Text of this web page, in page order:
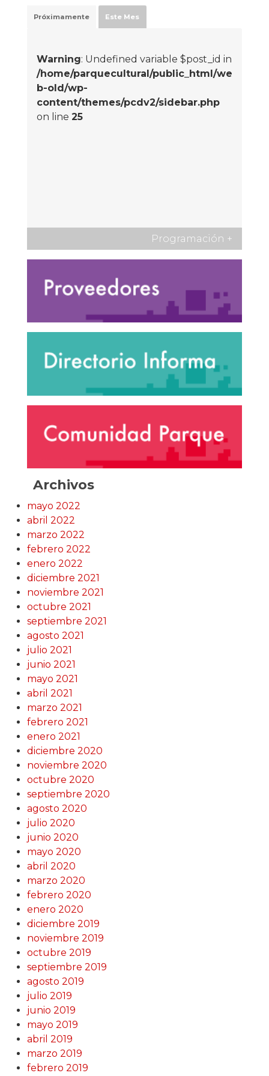
Próximamente Este Mes
Warning: Undefined variable $post_id in
/home/parquecultural/public_html/we
b-old/wp-
content/themes/pcdv2/sidebar.php
on line 25
Programación +
Archivos
mayo 2022
abril 2022
marzo 2022
febrero 2022
enero 2022
diciembre 2021
noviembre 2021
octubre 2021
septiembre 2021
agosto 2021
julio 2021
junio 2021
mayo 2021
abril 2021
marzo 2021
febrero 2021
enero 2021
diciembre 2020
noviembre 2020
octubre 2020
septiembre 2020
agosto 2020
julio 2020
junio 2020
mayo 2020
abril 2020
marzo 2020
febrero 2020
enero 2020
diciembre 2019
noviembre 2019
octubre 2019
septiembre 2019
agosto 2019
julio 2019
junio 2019
mayo 2019
abril 2019
marzo 2019
febrero 2019